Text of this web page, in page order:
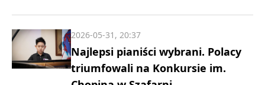
Najlepsi pianiści wybrani. Polacy
triumfowali na Konkursie im.
2026-05-31, 20:37